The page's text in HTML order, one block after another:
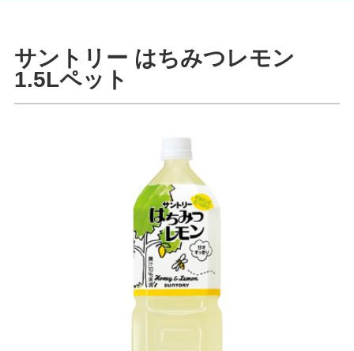
サントリー はちみつレモン
1.5Lペット